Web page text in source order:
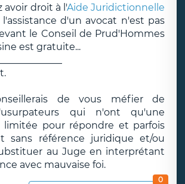
avoir droit à l'Aide Juridictionnelle
d'un avocat n'est pas
le Conseil de Prud'Hommes
est gratuite...
de vous méfier de
qui n'ont qu'une
limitée pour répondre et parfois
sans référence juridique et/ou
au Juge en interprétant
avec mauvaise foi.
0